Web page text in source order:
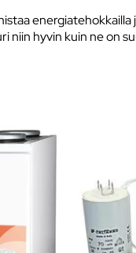
niin hyvin kuin ne on